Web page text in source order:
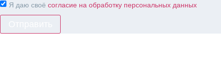
Я даю своё согласие на обработку персональных данных